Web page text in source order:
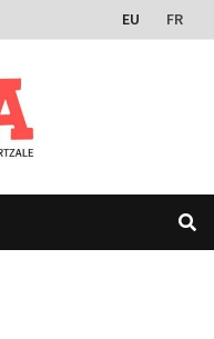
EU FR